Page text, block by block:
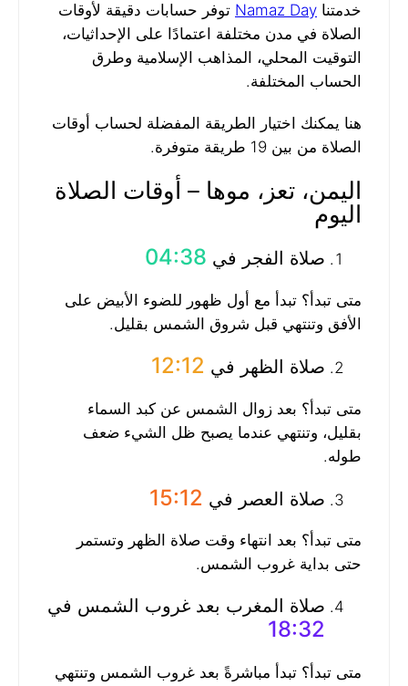
خدمتنا Namaz Day توفر حسابات دقيقة لأوقات
الصلاة في مدن مختلفة اعتمادًا على الإحداثيات،
التوقيت المحلي، المذاهب الإسلامية وطرق
الحساب المختلفة.
هنا يمكنك اختيار الطريقة المفضلة لحساب أوقات
الصلاة من بين 19 طريقة متوفرة.
اليمن، تعز، موها – أوقات الصلاة
اليوم
صلاة الفجر في 04:38
متى تبدأ؟ تبدأ مع أول ظهور للضوء الأبيض على
الأفق وتنتهي قبل شروق الشمس بقليل.
صلاة الظهر في 12:12
متى تبدأ؟ بعد زوال الشمس عن كبد السماء
بقليل، وتنتهي عندما يصبح ظل الشيء ضعف
طوله.
صلاة العصر في 15:12
متى تبدأ؟ بعد انتهاء وقت صلاة الظهر وتستمر
حتى بداية غروب الشمس.
صلاة المغرب بعد غروب الشمس في
18:32
متى تبدأ؟ تبدأ مباشرةً بعد غروب الشمس وتنتهي